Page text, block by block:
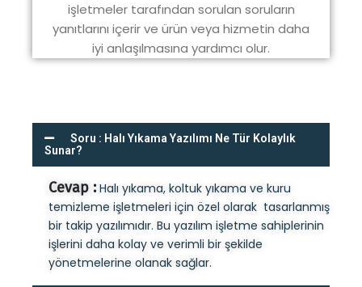
işletmeler tarafından sorulan soruların
yanıtlarını içerir ve ürün veya hizmetin daha
iyi anlaşılmasına yardımcı olur.
Soru : Halı Yıkama Yazılımı Ne Tür Kolaylık
Sunar?
Cevap :Halı yıkama, koltuk yıkama ve kuru
temizleme işletmeleri için özel olarak tasarlanmış
bir takip yazılımıdır. Bu yazılım işletme sahiplerinin
işlerini daha kolay ve verimli bir şekilde
yönetmelerine olanak sağlar.